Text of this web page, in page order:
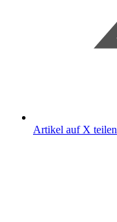
Artikel auf X teilen